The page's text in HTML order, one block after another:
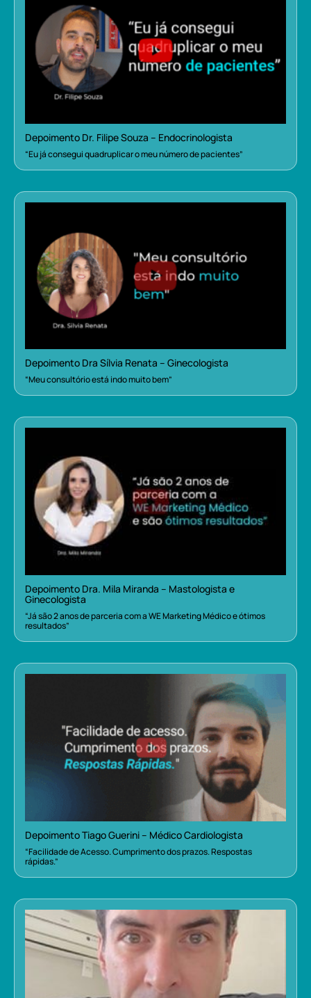
Depoimento Dr. Filipe Souza – Endocrinologista
“Eu já consegui quadruplicar o meu número de pacientes”
Depoimento Dra Sílvia Renata – Ginecologista
“Meu consultório está indo muito bem”
Depoimento Dra. Mila Miranda – Mastologista e
Ginecologista
“Já são 2 anos de parceria com a WE Marketing Médico e ótimos
resultados”
Depoimento Tiago Guerini – Médico Cardiologista
“Facilidade de Acesso. Cumprimento dos prazos. Respostas
rápidas.”